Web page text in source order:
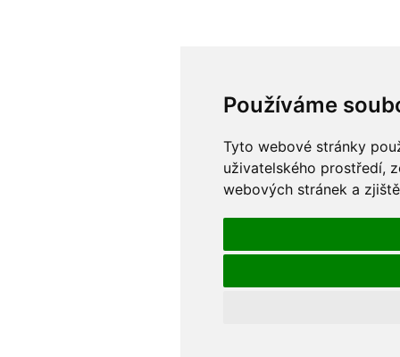
Používáme
Tyto webové stránky
uživatelského prostředí,
webových stránek a